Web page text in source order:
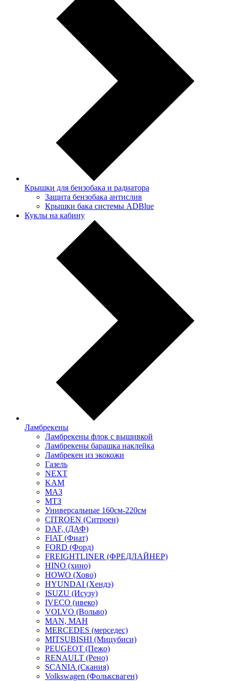
Крышки для бензобака и радиатора
Защита бензобака антислив
Крышки бака системы ADBlue
Куклы на кабину
Ламбрекены
Ламбрекены флок с вышивкой
Ламбрекены барашка наклейка
Ламбрекен из экокожи
Газель
NEXT
KAM
МАЗ
МТЗ
Универсальные 160см-220см
CITROEN (Ситроен)
DAF, (ДАФ)
FIAT (Фиат)
FORD (Форд)
FREIGHTLINER (ФРЕДЛАЙНЕР)
HINO (хино)
HOWO (Хово)
HYUNDAI (Хендэ)
ISUZU (Исузу)
IVECO (ивеко)
VOLVO (Вольво)
MAN, МАН
MERCEDES (мерседес)
MITSUBISHI (Мицубиси)
PEUGEOT (Пежо)
RENAULT (Рено)
SCANIA (Скания)
Volkswagen (Фольксваген)